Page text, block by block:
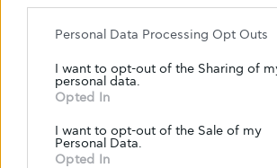
Personal Data Processing Opt Outs
I want to opt-out of the Sharing of
personal data.
Opted In
I want to opt-out of the Sale of my
Personal Data.
Opted In